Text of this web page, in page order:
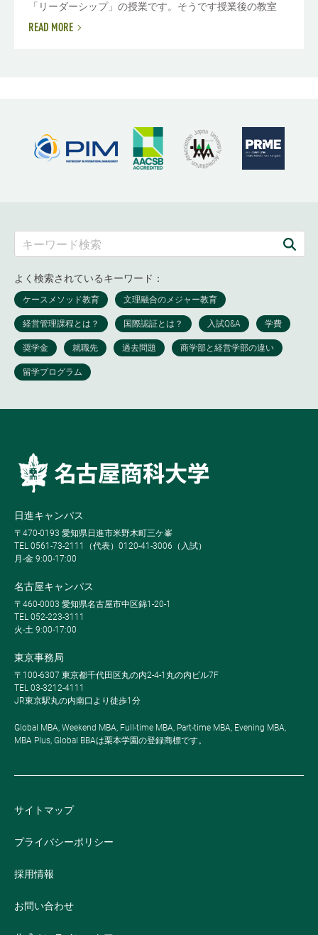
「リーダーシップ」の授業です。そうです授業後の教室
READ MORE
よく検索されているキーワード：
日進キャンパス
〒470-0193 愛知県日進市米野木町三ケ峯
TEL 0561-73-2111（代表）0120-41-3006（入試）
月-金 9:00-17:00
名古屋キャンパス
〒460-0003 愛知県名古屋市中区錦1-20-1
TEL 052-223-3111
火-土 9:00-17:00
東京事務局
〒100-6307 東京都千代田区丸の内2-4-1丸の内ビル7F
TEL 03-3212-4111
JR東京駅丸の内南口より徒歩1分
Global MBA, Weekend MBA, Full-time MBA, Part-time MBA, Evening MBA,
MBA Plus, Global BBAは栗本学園の登録商標です。
サイトマップ
プライバシーポリシー
採用情報
お問い合わせ